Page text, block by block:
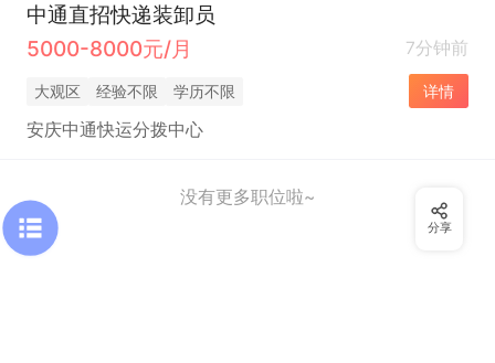
中通直招快递装卸员
5000-8000元/月
7分钟前
大观区 经验不限 学历不限 详情
安庆中通快运分拨中心
没有更多职位啦~
分享